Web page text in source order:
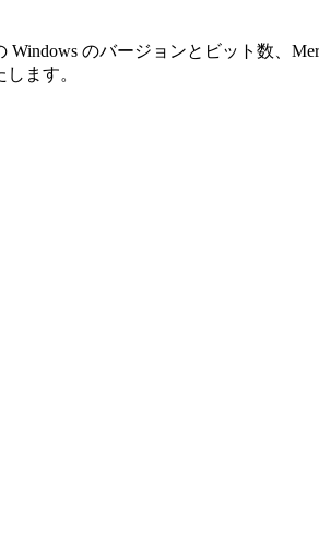
のバージョンとビット数、
ます。